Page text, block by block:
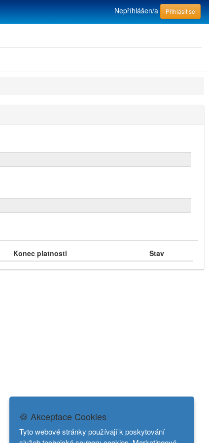
Nepříhlášen/a Přihlásit se
Konec platnosti Stav
🍪 Akceptace Cookies
Tyto webové stránky používají k poskytování